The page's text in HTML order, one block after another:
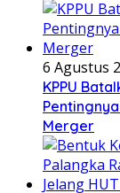
6 Agustus
KPPU
Merger